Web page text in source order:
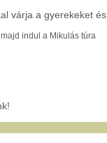
várja a gyerekeket
indul a Mikulás túra